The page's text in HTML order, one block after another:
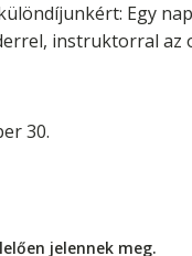
Egy
instruktorral
30.
jelennek meg.